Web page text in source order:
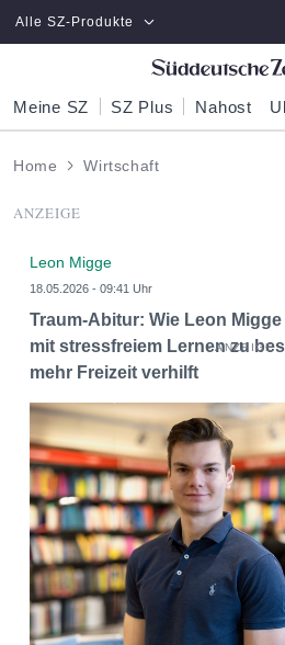
Zum Hauptinhalt springen
Alle SZ-Produkte
Meine SZ SZ Plus Nahost
Home Wirtschaft
ANZEIGE
Leon Migge
18.05.2026 - 09:41 Uhr
Traum-Abitur: Wie Leon
mit stressfreiem Lernen zu
mehr Freizeit verhilft